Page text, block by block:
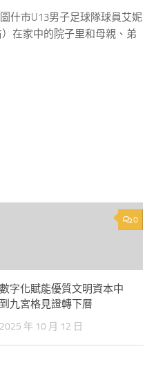
什市U13男子足球隊球員艾妮
在家中的院子里和母親、弟
0
數字化賦能優質文明資本中
到九宮格見證轉下層
2025 年 10 月 12 日